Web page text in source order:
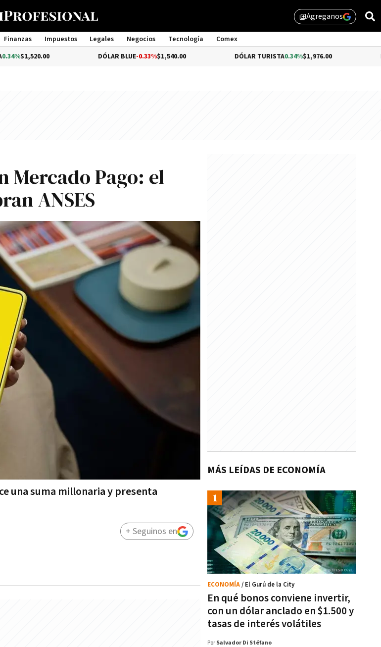
library_addAgreganos
Finanzas Impuestos Legales Negocios Tecnología
Comex
Management
DÓLAR BLUE-0.33%$1,540.00 DÓLAR TURISTA0.34%$1,976.00 DÓLAR
Mercado Pago: el
ANSES
una suma millonaria y presenta
+ Seguinos en
MÁS LEÍDAS DE ECONOMÍA
En qué bonos conviene invertir,
con un dólar anclado en $1.500 y
tasas de interés volátiles
ECONOMÍA/ El Gurú de la City
Por Salvador Di Stéfano